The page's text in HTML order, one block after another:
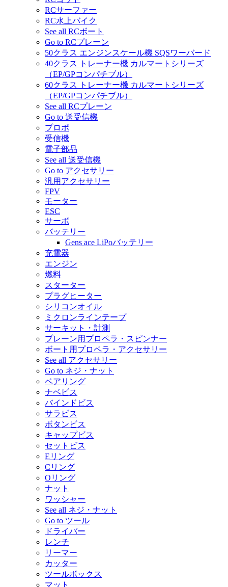
RCサーファー
RC水上バイク
See all RCボート
Go to RCプレーン
50クラス エンジンスケール機 SQSワーバード
40クラス トレーナー機 カルマートシリーズ
（EP/GPコンパチブル）
60クラス トレーナー機 カルマートシリーズ
（EP/GPコンパチブル）
See all RCプレーン
Go to 送受信機
プロポ
受信機
電子部品
See all 送受信機
Go to アクセサリー
汎用アクセサリー
FPV
モーター
ESC
サーボ
バッテリー
Gens ace LiPoバッテリー
充電器
エンジン
燃料
スターター
プラグヒーター
シリコンオイル
ミクロンラインテープ
サーキット・計測
プレーン用プロペラ・スピンナー
ボート用プロペラ・アクセサリー
See all アクセサリー
Go to ネジ・ナット
ベアリング
ナベビス
バインドビス
サラビス
ボタンビス
キャップビス
セットビス
Eリング
Cリング
Oリング
ナット
ワッシャー
See all ネジ・ナット
Go to ツール
ドライバー
レンチ
リーマー
カッター
ツールボックス
マット